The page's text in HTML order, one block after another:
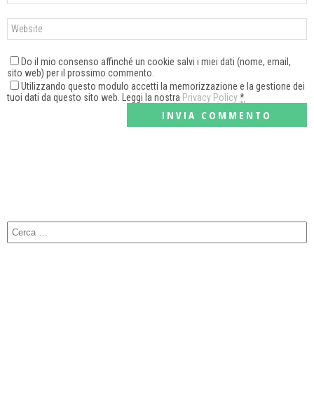
Do il mio consenso affinché un cookie salvi i miei dati (nome, email,
sito web) per il prossimo commento.
Utilizzando questo modulo accetti la memorizzazione e la gestione dei
tuoi dati da questo sito web. Leggi la nostra Privacy Policy*